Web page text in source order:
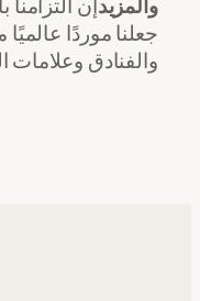
جعلنا موردًا عالميًا
والفنادق وعلامات